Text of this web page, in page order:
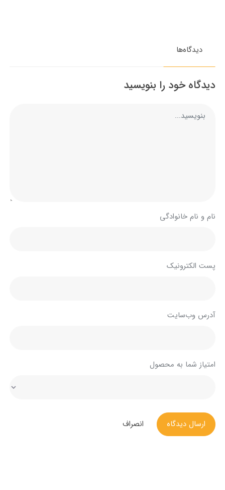
دیدگاه‌ها
دیدگاه خود را بنویسید
نام و نام خانوادگی
پست الکترونیک
آدرس وب‌سایت
امتیاز شما به محصول
ارسال دیدگاه انصراف